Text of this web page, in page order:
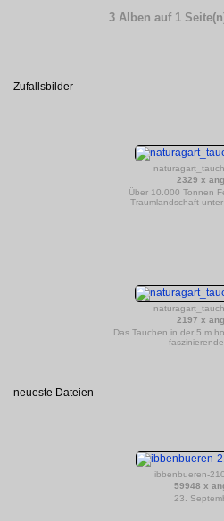
3 Alben auf 1
Zufallsbilder
2329 x
Über 10.000 Tonnen
Traumlandschaft
2197 x
Das Tauchen in der 5 m
neueste Dateien
ibbenbueren-
59948 x
23.